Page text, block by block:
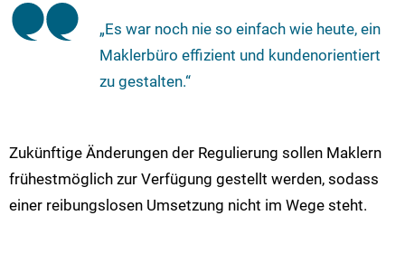
„Es war noch nie so einfach wie heute, ein
Maklerbüro effizient und kundenorientiert
zu gestalten.“
Zukünftige Änderungen der Regulierung sollen Maklern
frühestmöglich zur Verfügung gestellt werden, sodass
einer reibungslosen Umsetzung nicht im Wege steht.